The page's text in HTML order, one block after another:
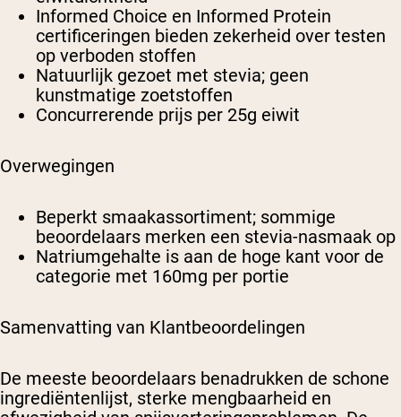
Informed Choice en Informed Protein
certificeringen bieden zekerheid over testen
op verboden stoffen
Natuurlijk gezoet met stevia; geen
kunstmatige zoetstoffen
Concurrerende prijs per 25g eiwit
Overwegingen
Beperkt smaakassortiment; sommige
beoordelaars merken een stevia-nasmaak op
Natriumgehalte is aan de hoge kant voor de
categorie met 160mg per portie
Samenvatting van Klantbeoordelingen
De meeste beoordelaars benadrukken de schone
ingrediëntenlijst, sterke mengbaarheid en